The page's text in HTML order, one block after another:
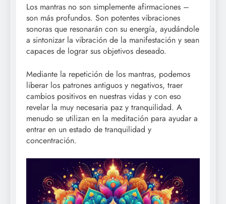
Los mantras no son simplemente afirmaciones –
son más profundos. Son potentes vibraciones
sonoras que resonarán con su energía, ayudándole
a sintonizar la vibración de la manifestación y sean
capaces de lograr sus objetivos deseado.
Mediante la repetición de los mantras, podemos
liberar los patrones antiguos y negativos, traer
cambios positivos en nuestras vidas y con eso
revelar la muy necesaria paz y tranquilidad. A
menudo se utilizan en la meditación para ayudar a
entrar en un estado de tranquilidad y
concentración.